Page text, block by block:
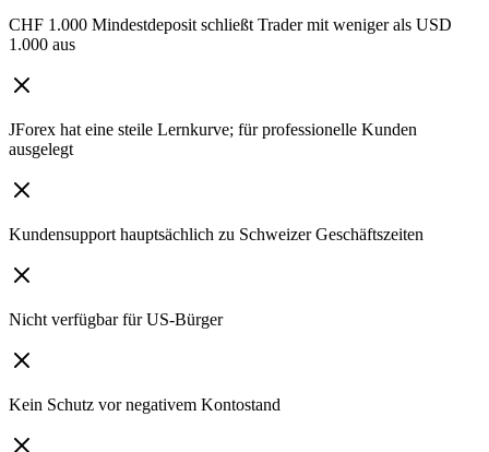
CHF 1.000 Mindestdeposit schließt Trader mit weniger als USD
1.000 aus
JForex hat eine steile Lernkurve; für professionelle Kunden
ausgelegt
Kundensupport hauptsächlich zu Schweizer Geschäftszeiten
Nicht verfügbar für US-Bürger
Kein Schutz vor negativem Kontostand